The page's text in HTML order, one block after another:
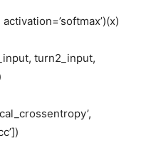
turn2_input,